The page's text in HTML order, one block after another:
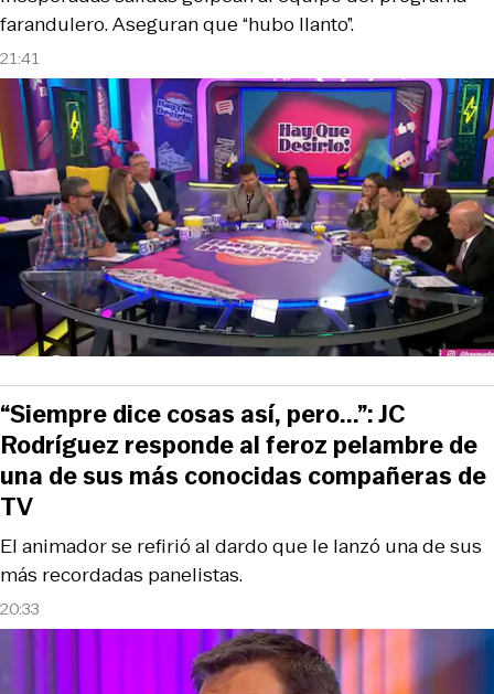
21:41
farandulero. Aseguran que “hubo llanto”.
20:33
El animador se refirió al dardo que le lanzó una de sus
más recordadas panelistas.
“Siempre dice cosas así, pero...”: JC
Rodríguez responde al feroz pelambre de
una de sus más conocidas compañeras de
TV